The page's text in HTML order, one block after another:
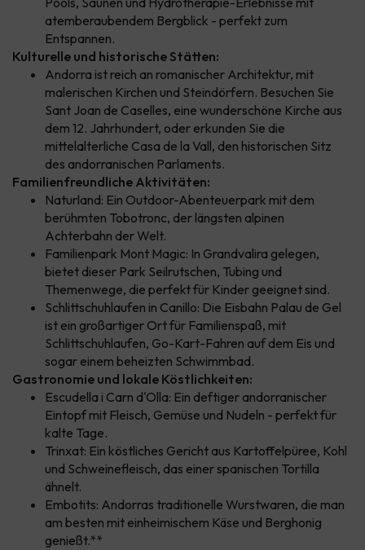
atemberaubendem Bergblick - perfekt zum
Entspannen.
Kulturelle und historische Stätten:
Andorra ist reich an romanischer Architektur, mit
malerischen Kirchen und Steindörfern. Besuchen Sie
Sant Joan de Caselles, eine wunderschöne Kirche aus
dem 12. Jahrhundert, oder erkunden Sie die
mittelalterliche Casa de la Vall, den historischen Sitz
des andorranischen Parlaments.
Familienfreundliche Aktivitäten:
Naturland: Ein Outdoor-Abenteuerpark mit dem
berühmten Tobotronc, der längsten alpinen
Achterbahn der Welt.
Familienpark Mont Magic: In Grandvalira gelegen,
bietet dieser Park Seilrutschen, Tubing und
Themenwege, die perfekt für Kinder geeignet sind.
Schlittschuhlaufen in Canillo: Die Eisbahn Palau de Gel
ist ein großartiger Ort für Familienspaß, mit
Schlittschuhlaufen, Go-Kart-Fahren auf dem Eis und
sogar einem beheizten Schwimmbad.
Gastronomie und lokale Köstlichkeiten:
Escudella i Carn d'Olla: Ein deftiger andorranischer
Eintopf mit Fleisch, Gemüse und Nudeln - perfekt für
kalte Tage.
Trinxat: Ein köstliches Gericht aus Kartoffelpüree, Kohl
und Schweinefleisch, das einer spanischen Tortilla
ähnelt.
Embotits: Andorras traditionelle Wurstwaren, die man
am besten mit einheimischem Käse und Berghonig
genießt.**